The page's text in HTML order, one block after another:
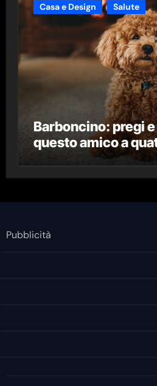
Casa e Design Salute
Barboncino: pregi
questo amico a
Pubblicità